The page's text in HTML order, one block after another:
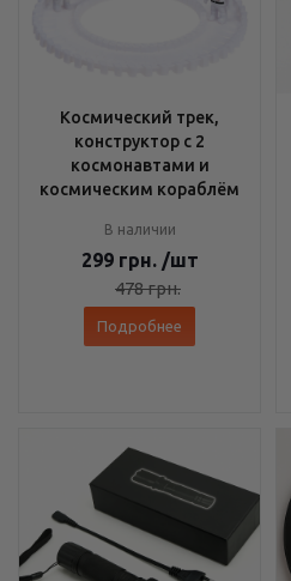
Космический трек,
конструктор с 2
космонавтами и
космическим кораблём
В наличии
299 грн. /шт
478грн.
Подробнее